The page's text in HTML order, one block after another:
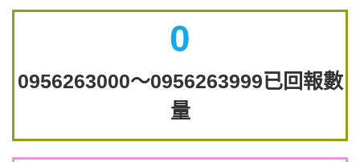
0
0956263000～0956263999已回報數
量